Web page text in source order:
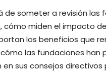
someter a revisión las
miden el impacto
los beneficios que
las fundaciones han
sus consejos directivos